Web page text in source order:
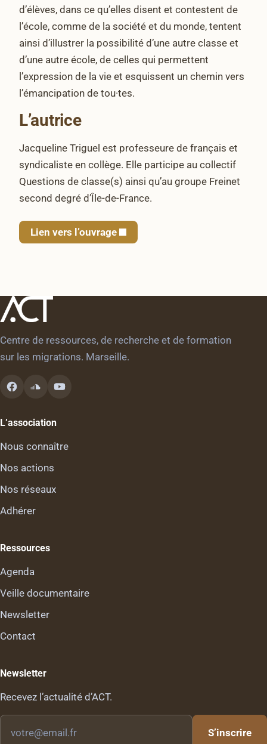
d’élèves, dans ce qu’elles disent et contestent de
l’école, comme de la société et du monde, tentent
ainsi d’illustrer la possibilité d’une autre classe et
d’une autre école, de celles qui permettent
l’expression de la vie et esquissent un chemin vers
l’émancipation de tou·tes.
L’autrice
Jacqueline Triguel est professeure de français et
syndicaliste en collège. Elle participe au collectif
Questions de classe(s) ainsi qu’au groupe Freinet
second degré d’Île-de-France.
Lien vers l’ouvrage
Centre de ressources, de recherche et de formation
sur les migrations. Marseille.
L’association
Nous connaître
Nos actions
Nos réseaux
Adhérer
Ressources
Agenda
Veille documentaire
Newsletter
Contact
Newsletter
Recevez l’actualité d’ACT.
email
S’inscrire